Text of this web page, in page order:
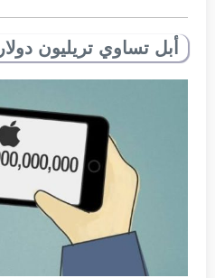
أبل تساوي تريليون دولار